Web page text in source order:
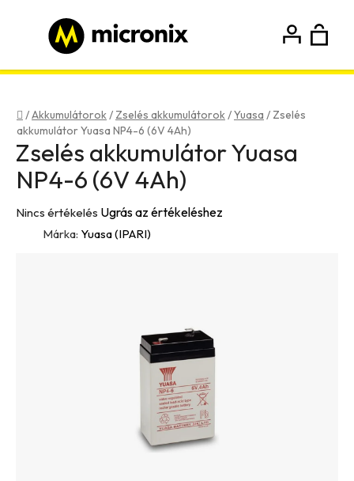
tartalomhoz
Kezdőlap
/Akkumulátorok/ Zselés akkumulátorok/Yuasa / Zselés
akkumulátor Yuasa NP4-6 (6V 4Ah)
Zselés akkumulátor Yuasa
NP4-6 (6V 4Ah)
A
termék
Nincs értékelés Ugrás az értékeléshez
Márka: Yuasa (IPARI)